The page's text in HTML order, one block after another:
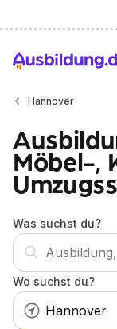
Hannover
Möbel-,
Was suchst du?
Wo suchst du?